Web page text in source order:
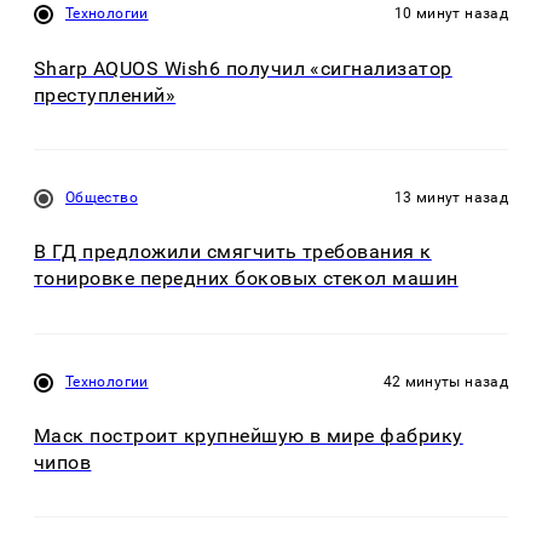
Технологии 10 минут назад
Sharp AQUOS Wish6 получил «сигнализатор
преступлений»
Общество 13 минут назад
В ГД предложили смягчить требования к
тонировке передних боковых стекол машин
Технологии 42 минуты назад
Маск построит крупнейшую в мире фабрику
чипов